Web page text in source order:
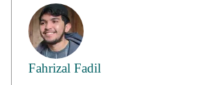
Fahrizal Fadil